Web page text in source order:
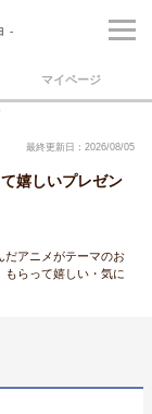
マイページ
最終更新日：2026/08/05
嬉しいプレゼン
だアニメがテーマのお
もらって嬉しい・気に